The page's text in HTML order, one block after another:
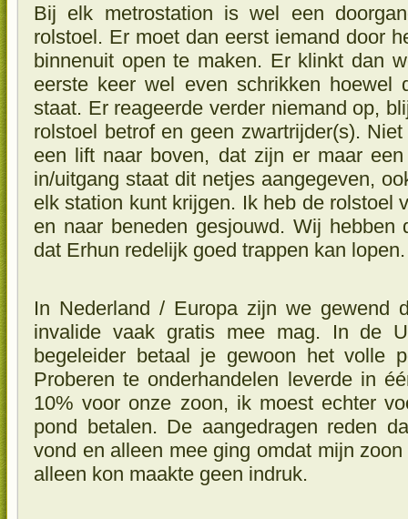
Bij elk metrostation is wel een
rolstoel. Er moet dan eerst iemand door
binnenuit open te maken. Er klinkt dan
eerste keer wel even schrikken
staat. Er reageerde verder niemand op,
rolstoel betrof en geen zwartrijder(s).
een lift naar boven, dat zijn er maar
in/uitgang staat dit netjes aangegeven,
elk station kunt krijgen. Ik heb de rolstoel
en naar beneden gesjouwd. Wij hebben
dat Erhun redelijk goed trappen kan lopen.
In Nederland / Europa zijn we gewend
invalide vaak gratis mee mag. In de
begeleider betaal je gewoon het volle
Proberen te onderhandelen leverde in
10% voor onze zoon, ik moest echter
pond betalen. De aangedragen reden
vond en alleen mee ging omdat mijn
alleen kon maakte geen indruk.